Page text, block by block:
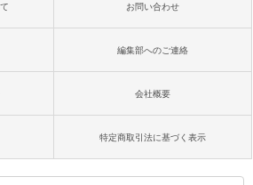
お問い合わせ
編集部へのご連絡
会社概要
特定商取引法に基づく表示